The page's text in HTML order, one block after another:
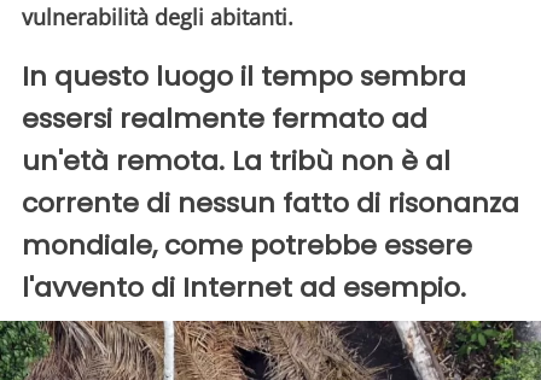
vulnerabilità degli abitanti.
In questo luogo il tempo sembra
essersi realmente fermato ad
un'età remota. La tribù non è al
corrente di nessun fatto di risonanza
mondiale, come potrebbe essere
l'avvento di Internet ad esempio.